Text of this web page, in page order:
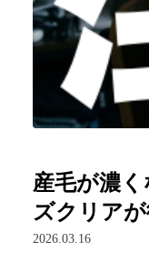
産毛が濃
ズクリア
2026.03.16